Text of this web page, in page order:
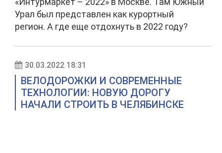
Урал был представлен как курортный
регион. А где еще отдохнуть в 2022 году?
30.03.2022 18:31
ВЕЛОДОРОЖКИ И СОВРЕМЕННЫЕ
ТЕХНОЛОГИИ: НОВУЮ ДОРОГУ
НАЧАЛИ СТРОИТЬ В ЧЕЛЯБИНСКЕ